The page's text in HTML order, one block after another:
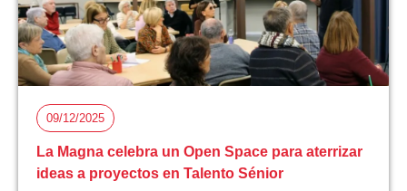
09/12/2025
La Magna celebra un Open Space para aterrizar
ideas a proyectos en Talento Sénior